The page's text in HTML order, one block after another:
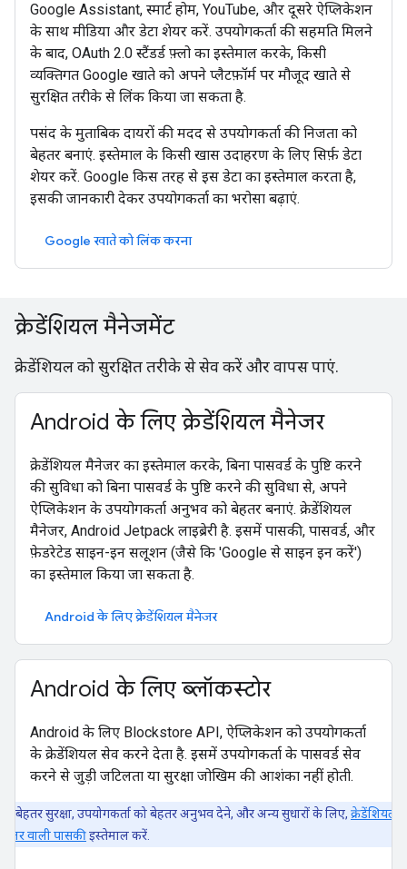
Google Assistant, स्मार्ट होम, YouTube, और दूसरे ऐप्लिकेशन
के साथ मीडिया और डेटा शेयर करें. उपयोगकर्ता की सहमति मिलने
के बाद, OAuth 2.0 स्टैंडर्ड फ़्लो का इस्तेमाल करके, किसी
व्यक्तिगत Google खाते को अपने प्लैटफ़ॉर्म पर मौजूद खाते से
सुरक्षित तरीके से लिंक किया जा सकता है.
पसंद के मुताबिक दायरों की मदद से उपयोगकर्ता की निजता को
बेहतर बनाएं. इस्तेमाल के किसी खास उदाहरण के लिए सिर्फ़ डेटा
शेयर करें. Google किस तरह से इस डेटा का इस्तेमाल करता है,
इसकी जानकारी देकर उपयोगकर्ता का भरोसा बढ़ाएं.
Google खाते को लिंक करना
क्रेडेंशियल मैनेजमेंट
क्रेडेंशियल को सुरक्षित तरीके से सेव करें और वापस पाएं.
Android के लिए क्रेडेंशियल मैनेजर
क्रेडेंशियल मैनेजर का इस्तेमाल करके, बिना पासवर्ड के पुष्टि करने
की सुविधा को बिना पासवर्ड के पुष्टि करने की सुविधा से, अपने
ऐप्लिकेशन के उपयोगकर्ता अनुभव को बेहतर बनाएं. क्रेडेंशियल
मैनेजर, Android Jetpack लाइब्रेरी है. इसमें पासकी, पासवर्ड, और
फ़ेडरेटेड साइन-इन सलूशन (जैसे कि 'Google से साइन इन करें')
का इस्तेमाल किया जा सकता है.
Android के लिए क्रेडेंशियल मैनेजर
Android के लिए ब्लॉकस्टोर
Android के लिए Blockstore API, ऐप्लिकेशन को उपयोगकर्ता
के क्रेडेंशियल सेव करने देता है. इसमें उपयोगकर्ता के पासवर्ड सेव
करने से जुड़ी जटिलता या सुरक्षा जोखिम की आशंका नहीं होती.
बेहतर सुरक्षा, उपयोगकर्ता को बेहतर अनुभव देने, और अन्य सुधारों के लिए, क्रेडेंशियल
वाली पासकीइस्तेमाल करें.